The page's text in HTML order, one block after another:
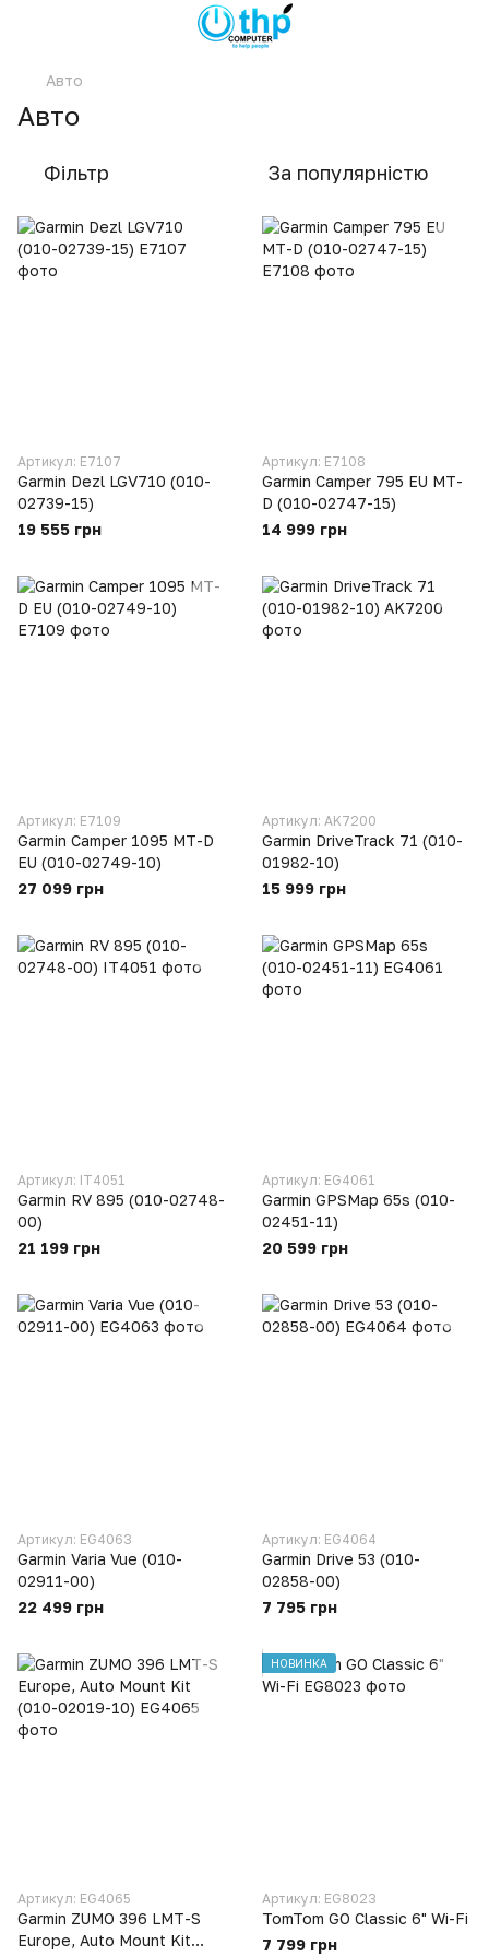
Авто
Авто
Фільтр За популярністю
Артикул: E7107
Garmin Dezl LGV710 (010-
02739-15)
19 555 грн
Артикул: E7108
Garmin Camper 795 EU MT-
D (010-02747-15)
14 999 грн
Артикул: E7109
Garmin Camper 1095 MT-D
EU (010-02749-10)
27 099 грн
Артикул: AK7200
Garmin DriveTrack 71 (010-
01982-10)
15 999 грн
Артикул: IT4051
Garmin RV 895 (010-02748-
00)
21 199 грн
Артикул: EG4061
Garmin GPSMap 65s (010-
02451-11)
20 599 грн
Артикул: EG4063
Garmin Varia Vue (010-
02911-00)
22 499 грн
Артикул: EG4064
Garmin Drive 53 (010-
02858-00)
7 795 грн
Артикул: EG4065
Garmin ZUMO 396 LMT-S
Europe, Auto Mount Kit
НОВИНКА
Артикул: EG8023
TomTom GO Classic 6" Wi-Fi
7 799 грн